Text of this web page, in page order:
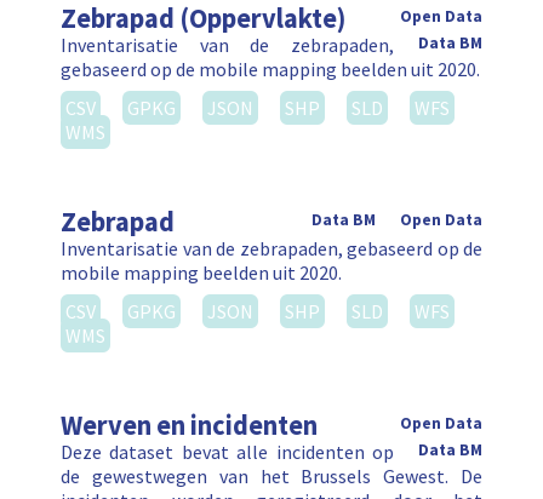
Zebrapad (Oppervlakte)
Open Data
Data BM
Inventarisatie van de zebrapaden,
gebaseerd op de mobile mapping beelden uit 2020.
CSV
GPKG JSON SHP SLD
WFS
WMS
Zebrapad Open Data
Data BM
Inventarisatie van de zebrapaden, gebaseerd op de
mobile mapping beelden uit 2020.
CSV
GPKG JSON SHP SLD
WFS
WMS
Werven en incidenten
Open Data
Data BM
Deze dataset bevat alle incidenten op
de gewestwegen van het Brussels Gewest. De